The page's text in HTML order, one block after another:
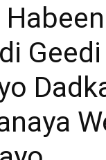
Geedi